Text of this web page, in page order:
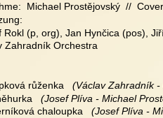
Michael Prostějovský  //
Rokl (p, org), Jan Hynčica (pos),
Zahradník Orchestra
růženka
(Václav Zahradník
(Josef Plíva - Michael
chaloupka
(Josef Plíva -